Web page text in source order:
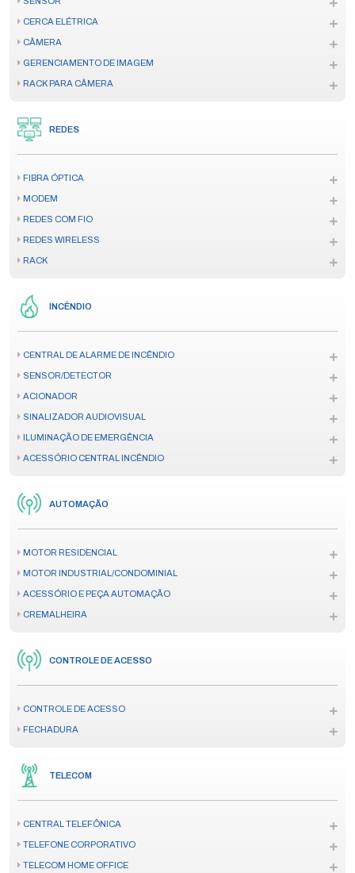
CERCA ELÉTRICA
CÂMERA
GERENCIAMENTO DE IMAGEM
RACK PARA CÂMERA
REDES
FIBRA ÓPTICA
MODEM
REDES COM FIO
REDES WIRELESS
RACK
INCÊNDIO
CENTRAL DE ALARME DE INCÊNDIO
SENSOR/DETECTOR
ACIONADOR
SINALIZADOR AUDIOVISUAL
ILUMINAÇÃO DE EMERGÊNCIA
ACESSÓRIO CENTRAL INCÊNDIO
AUTOMAÇÃO
MOTOR RESIDENCIAL
MOTOR INDUSTRIAL/CONDOMINIAL
ACESSÓRIO E PEÇA AUTOMAÇÃO
CREMALHEIRA
CONTROLE DE ACESSO
CONTROLE DE ACESSO
FECHADURA
TELECOM
CENTRAL TELEFÔNICA
TELEFONE CORPORATIVO
TELECOM HOME OFFICE